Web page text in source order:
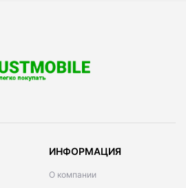
ИНФОРМАЦИЯ
О компании